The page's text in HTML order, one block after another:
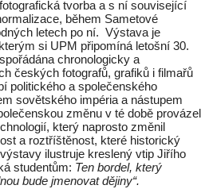
tvorba a s ní související
během Sametové
letech po ní. Výstava je
si UPM připomíná letošní 30.
chronologicky a
českých fotografů, grafiků i filmařů
politického a společenského
sovětského impéria a nástupem
změnu v té době provázel
který naprosto změnil
a roztříštěnost, které historický
ilustruje kreslený vtip Jiřího
studentům: Ten bordel, který
bude jmenovat dějiny“.